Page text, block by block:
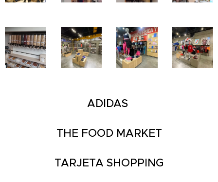
ADIDAS
THE FOOD MARKET
TARJETA SHOPPING